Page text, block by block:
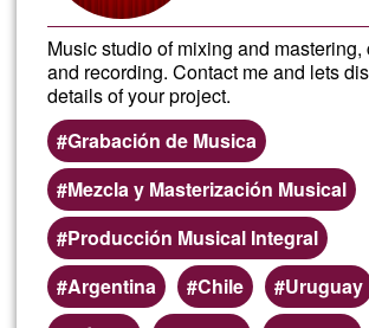
Music studio of mixing and mastering,
and recording. Contact me and lets
details of your project.
Grabación de Musica
Mezcla y Masterización Musical
Producción Musical Integral
Argentina
Chile
Uruguay